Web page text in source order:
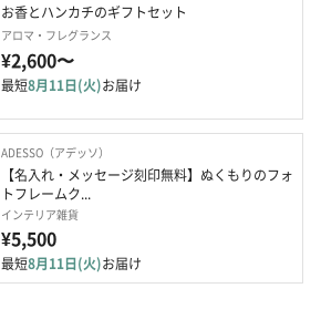
お香とハンカチのギフトセット
アロマ・フレグランス
¥2,600〜
最短8月11日(火)お届け
ADESSO（アデッソ）
【名入れ・メッセージ刻印無料】ぬくもりのフォ
トフレームク...
インテリア雑貨
¥5,500
最短8月11日(火)お届け